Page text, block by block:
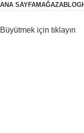
ANA SAYFAMAĞAZABLOG
Büyütmek için tıklayın